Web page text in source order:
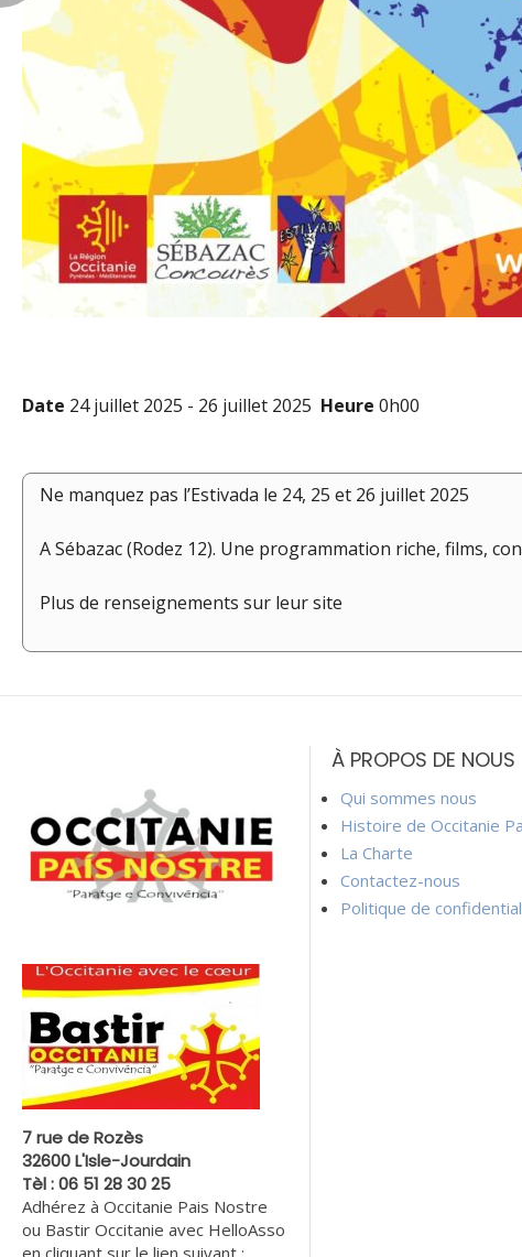
Date 24 juillet 2025 - 26 juillet 2025 Heure 0h00
Ne manquez pas l’Estivada le 24, 25 et 26 juillet 2025
A Sébazac (Rodez 12). Une programmation riche, films,
Plus de renseignements sur leur site
l’article
7 rue de Rozès
32600 L'Isle-Jourdain
Tèl : 06 51 28 30 25
Adhérez à Occitanie Pais Nostre
ou Bastir Occitanie avec HelloAsso
en cliquant sur le lien suivant :
À PROPOS DE NOUS
Qui sommes nous
Histoire de Occitanie
La Charte
Contactez-nous
Politique de